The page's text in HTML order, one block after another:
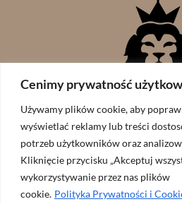
Cenimy prywatność
Używamy plików cookie, aby
wyświetlać reklamy lub treści
potrzeb użytkowników oraz
Kliknięcie przycisku „Akceptuj
wykorzystywanie przez nas plików
cookie. Polityka Prywatności i